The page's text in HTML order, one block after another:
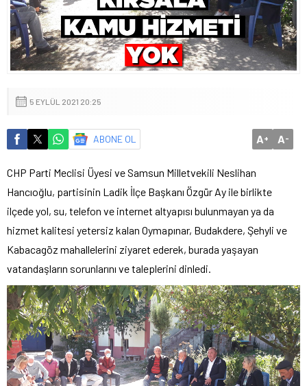
5 EYLÜL 2021 20:25
ABONE OL A+ A-
CHP Parti Meclisi Üyesi ve Samsun Milletvekili Neslihan
Hancıoğlu, partisinin Ladik İlçe Başkanı Özgür Ay ile birlikte
ilçede yol, su, telefon ve internet altyapısı bulunmayan ya da
hizmet kalitesi yetersiz kalan Oymapınar, Budakdere, Şehyli ve
Kabacagöz mahallelerini ziyaret ederek, burada yaşayan
vatandaşların sorunlarını ve taleplerini dinledi.